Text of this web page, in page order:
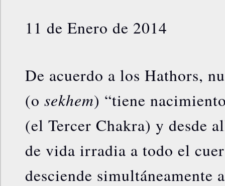
11 de Enero de 2014
De acuerdo a los Hathors,
(o sekhem) “tiene
(el Tercer Chakra) y desde
de vida irradia a todo el
desciende simultáneamente